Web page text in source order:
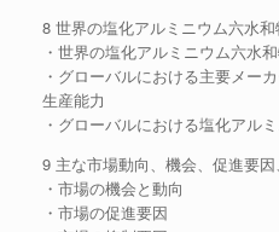
8 世界の塩化アルミニウム六水
・世界の塩化アルミニウム六水
・グローバルにおける主要メー
生産能力
・グローバルにおける塩化アル
9 主な市場動向、機会、促進要
・市場の機会と動向
・市場の促進要因